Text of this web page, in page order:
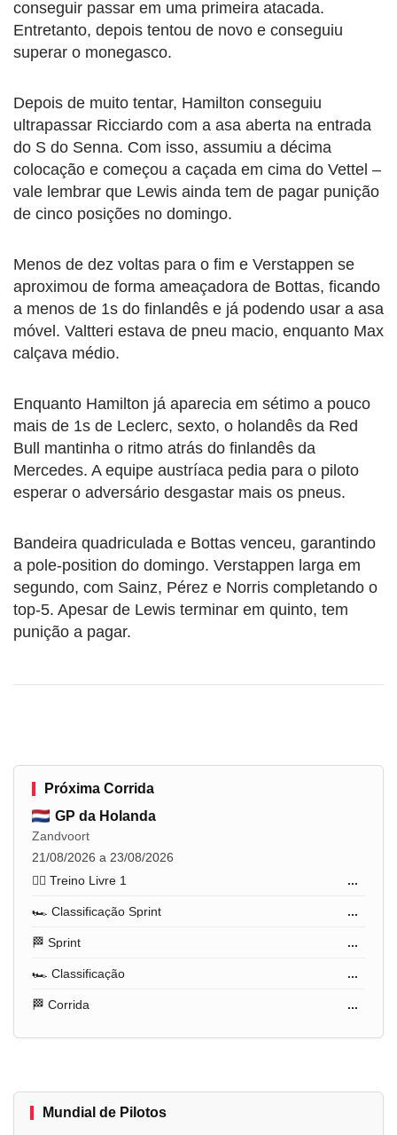
conseguir passar em uma primeira atacada.
Entretanto, depois tentou de novo e conseguiu
superar o monegasco.
Depois de muito tentar, Hamilton conseguiu
ultrapassar Ricciardo com a asa aberta na entrada
do S do Senna. Com isso, assumiu a décima
colocação e começou a caçada em cima do Vettel –
vale lembrar que Lewis ainda tem de pagar punição
de cinco posições no domingo.
Menos de dez voltas para o fim e Verstappen se
aproximou de forma ameaçadora de Bottas, ficando
a menos de 1s do finlandês e já podendo usar a asa
móvel. Valtteri estava de pneu macio, enquanto Max
calçava médio.
Enquanto Hamilton já aparecia em sétimo a pouco
mais de 1s de Leclerc, sexto, o holandês da Red
Bull mantinha o ritmo atrás do finlandês da
Mercedes. A equipe austríaca pedia para o piloto
esperar o adversário desgastar mais os pneus.
Bandeira quadriculada e Bottas venceu, garantindo
a pole-position do domingo. Verstappen larga em
segundo, com Sainz, Pérez e Norris completando o
top-5. Apesar de Lewis terminar em quinto, tem
punição a pagar.
Próxima Corrida
GP da Holanda
Zandvoort
21/08/2026 a 23/08/2026
🏋️‍♂️ Treino Livre 1
...
🏎️ Classificação Sprint ...
🏁 Sprint ...
🏎️ Classificação ...
🏁 Corrida ...
Mundial de Pilotos